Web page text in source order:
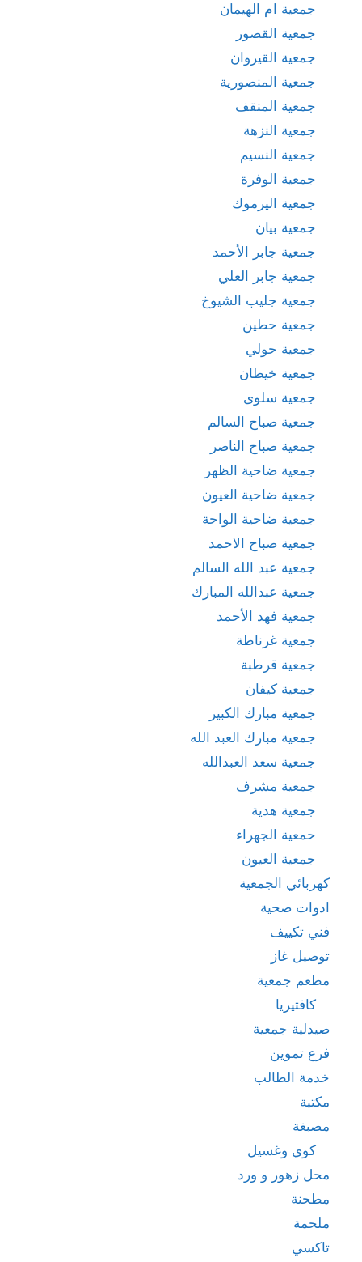
جمعية ام الهيمان
جمعية القصور
جمعية القيروان
جمعية المنصورية
جمعية المنقف
جمعية النزهة
جمعية النسيم
جمعية الوفرة
جمعية اليرموك
جمعية بيان
جمعية جابر الأحمد
جمعية جابر العلي
جمعية جليب الشيوخ
جمعية حطين
جمعية حولي
جمعية خيطان
جمعية سلوى
جمعية صباح السالم
جمعية صباح الناصر
جمعية ضاحية الظهر
جمعية ضاحية العيون
جمعية ضاحية الواحة
جمعية صباح الاحمد
جمعية عبد الله السالم
جمعية عبدالله المبارك
جمعية فهد الأحمد
جمعية غرناطة
جمعية قرطبة
جمعية كيفان
جمعية مبارك الكبير
جمعية مبارك العبد الله
جمعية سعد العبدالله
جمعية مشرف
جمعية هدية
حمعية الجهراء
جمعية العيون
كهربائي الجمعية
ادوات صحية
فني تكييف
توصيل غاز
مطعم جمعية
كافتيريا
صيدلية جمعية
فرع تموين
خدمة الطالب
مكتبة
مصبغة
كوي وغسيل
محل زهور و ورد
مطحنة
ملحمة
تاكسي